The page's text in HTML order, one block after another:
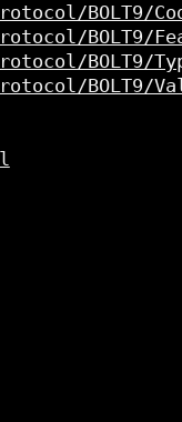
BOLT9/
BOLT9/
BOLT9/
BOLT9/